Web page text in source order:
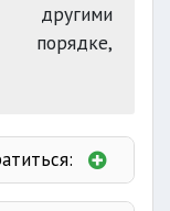
другими